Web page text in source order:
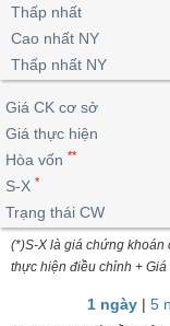
lỗ
dịch
nội
Niên
giám
Tài
liệu
cổ
Định
giá
ngoài
doanh
Top
cổ
phiếu
dịch
Chứng
quyền
quan
Thống
giao
dịch
Thống
giao
dịch
Tin
tức
Phân
tích
kỹ
thuật
trực
tuyến
Bộ
lọc
cổ
Vĩ
mô
lai
Chứng
quyền
Trái
phiếu
IR
Awards
tạo
Dịch
vụ
Thấp nhất
Cao nhất NY
Thấp nhất NY
Giá CK cơ sở
Giá thực hiện
Hòa vốn **
S-X *
Trạng thái CW
(*)S-X là giá chứng khoán
thực hiện điều chỉnh +
1 ngày| 5
BẤT
ĐỘNG
SẢN
TÀI
CHÍNH
HÀNG